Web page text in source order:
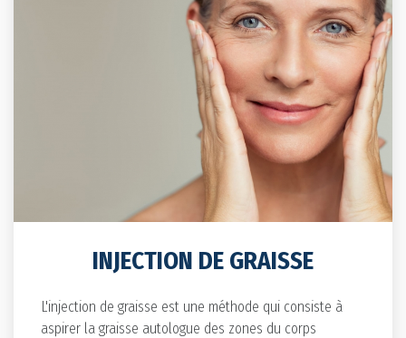
INJECTION DE GRAISSE
L'injection de graisse est une méthode qui consiste à
aspirer la graisse autologue des zones du corps